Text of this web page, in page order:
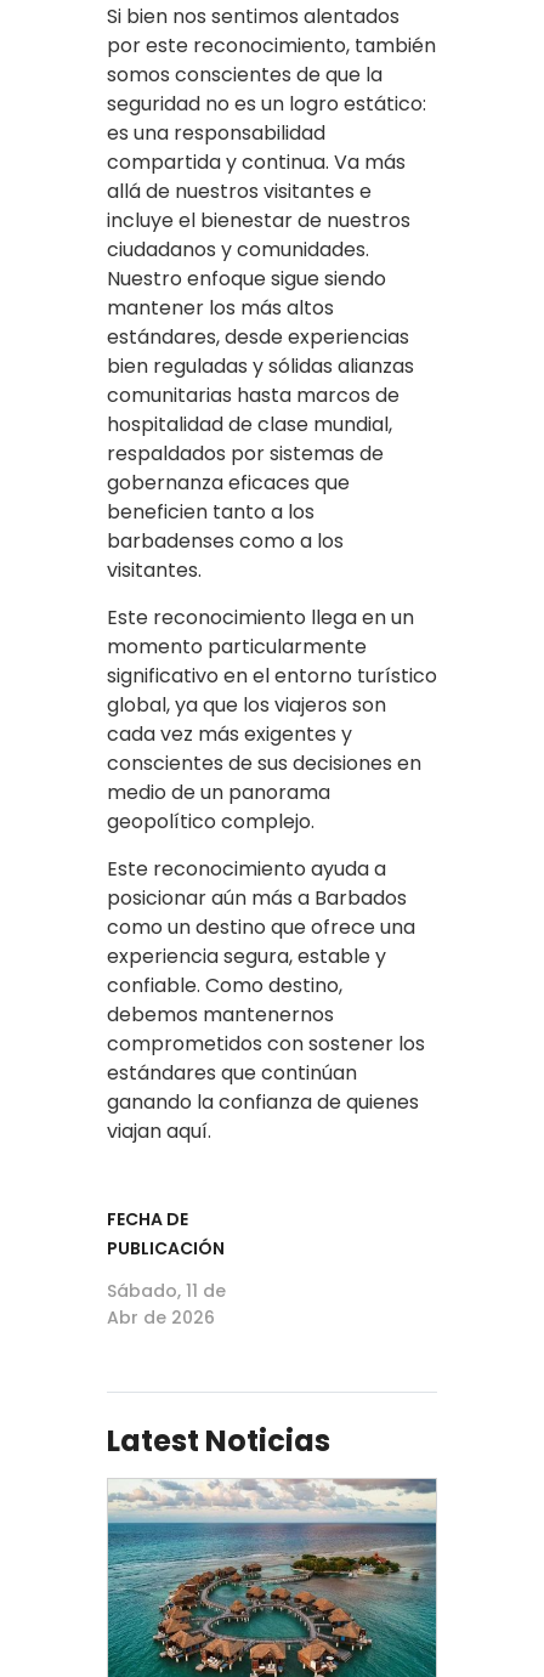
Si bien nos sentimos alentados
por este reconocimiento, también
somos conscientes de que la
seguridad no es un logro estático:
es una responsabilidad
compartida y continua. Va más
allá de nuestros visitantes e
incluye el bienestar de nuestros
ciudadanos y comunidades.
Nuestro enfoque sigue siendo
mantener los más altos
estándares, desde experiencias
bien reguladas y sólidas alianzas
comunitarias hasta marcos de
hospitalidad de clase mundial,
respaldados por sistemas de
gobernanza eficaces que
beneficien tanto a los
barbadenses como a los
visitantes.
Este reconocimiento llega en un
momento particularmente
significativo en el entorno turístico
global, ya que los viajeros son
cada vez más exigentes y
conscientes de sus decisiones en
medio de un panorama
geopolítico complejo.
Este reconocimiento ayuda a
posicionar aún más a Barbados
como un destino que ofrece una
experiencia segura, estable y
confiable. Como destino,
debemos mantenernos
comprometidos con sostener los
estándares que continúan
ganando la confianza de quienes
viajan aquí.
FECHA DE
PUBLICACIÓN
Sábado, 11 de
Abr de 2026
Latest Noticias